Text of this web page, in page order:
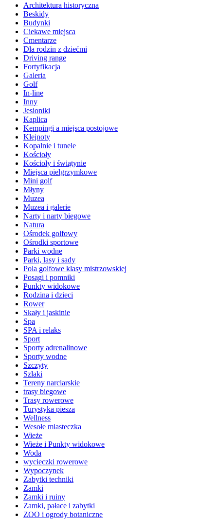
Architektura historyczna
Beskidy
Budynki
Ciekawe miejsca
Cmentarze
Dla rodzin z dziećmi
Driving range
Fortyfikacja
Galeria
Golf
In-line
Inny
Jesioniki
Kaplica
Kempingi a miejsca postojowe
Klejnoty
Kopalnie i tunele
Kościoły
Kościoły i świątynie
Miejsca pielgrzymkowe
Mini golf
Młyny
Muzea
Muzea i galerie
Narty i narty biegowe
Natura
Ośrodek golfowy
Ośrodki sportowe
Parki wodne
Parki, lasy i sady
Pola golfowe klasy mistrzowskiej
Posągi i pomniki
Punkty widokowe
Rodzina i dzieci
Rower
Skały i jaskinie
Spa
SPA i relaks
Sport
Sporty adrenalinowe
Sporty wodne
Szczyty
Szlaki
Tereny narciarskie
trasy biegowe
Trasy rowerowe
Turystyka piesza
Wellness
Wesołe miasteczka
Wieże
Wieże i Punkty widokowe
Woda
wycieczki rowerowe
Wypoczynek
Zabytki techniki
Zamki
Zamki i ruiny
Zamki, pałace i zabytki
ZOO i ogrody botaniczne